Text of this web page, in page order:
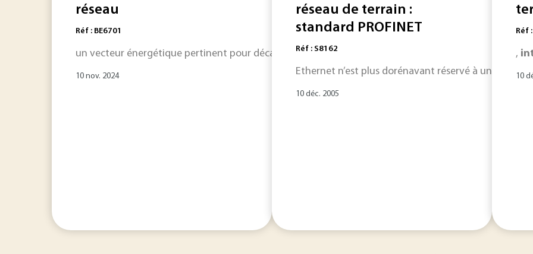
réseau
Réf : BE6701
un vecteur énergétique pertinent pour décarboner l’industrie, les transports, les de gaz et
10 nov. 2024
réseau de terrain :
standard PROFINET
Réf : S8162
Ethernet n’est plus dorénavant réservé à une
10 déc. 2005
Réf
,
10